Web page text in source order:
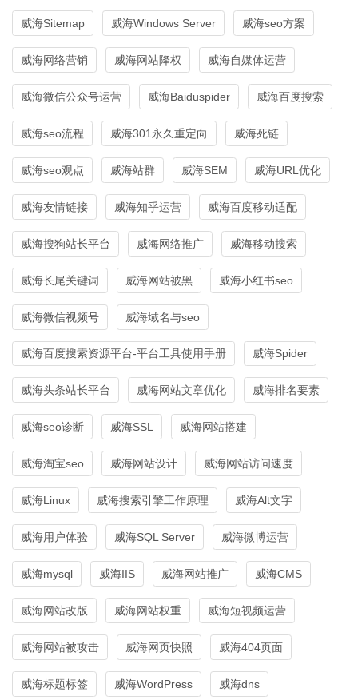
威海Sitemap 威海Windows Server 威海seo方案
威海网络营销 威海网站降权 威海自媒体运营
威海微信公众号运营 威海Baiduspider 威海百度搜索
威海seo流程 威海301永久重定向 威海死链
威海seo观点 威海站群 威海SEM 威海URL优化
威海友情链接 威海知乎运营 威海百度移动适配
威海搜狗站长平台 威海网络推广 威海移动搜索
威海长尾关键词 威海网站被黑 威海小红书seo
威海微信视频号 威海域名与seo
威海百度搜索资源平台-平台工具使用手册 威海Spider
威海头条站长平台 威海网站文章优化 威海排名要素
威海seo诊断 威海SSL 威海网站搭建
威海淘宝seo 威海网站设计 威海网站访问速度
威海Linux 威海搜索引擎工作原理 威海Alt文字
威海用户体验 威海SQL Server 威海微博运营
威海mysql 威海IIS 威海网站推广 威海CMS
威海网站改版 威海网站权重 威海短视频运营
威海网站被攻击 威海网页快照 威海404页面
威海标题标签 威海WordPress 威海dns